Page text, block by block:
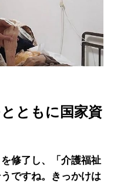
ともに国家資
修了し、「介護福祉
ですね。きっかけは